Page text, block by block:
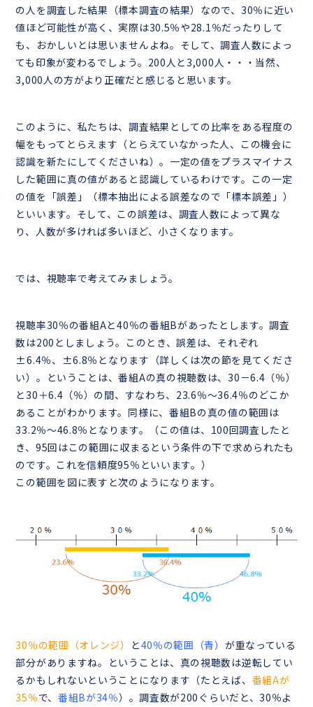
の人を調査した結果（標本調査の結果）なので、30％に近い
値ほど可能性が高く、実際は30.5％や28.1％だったりして
も、おかしいとは思いませんよね。そして、調査人数によっ
ても印象が変わるでしょう。200人と3,000人・・・当然、
3,000人の方がより正確だと感じると思います。
このように、私たちは、調査結果としての比率をある程度の
幅をもってとらえます（とらえていなかった人、この機会に
認識を新たにしてくださいね）。一定の値をプラスマイナス
した範囲に真の値があると認識しているわけです。この一定
の値を「誤差」（標本抽出による誤差なので「標本誤差」）
といいます。そして、この誤差は、調査人数によって異な
り、人数が多ければ多いほど、小さくなります。
では、視聴率で考えてみましょう。
視聴率30％の番組Aと40％の番組Bがあったとします。調査
数は200としましょう。このとき、誤差は、それぞれ
±6.4％、±6.8％となります（詳しくは次の節を見てくださ
い）。ということは、番組Aの真の視聴数は、30－6.4（％）
と30＋6.4（％）の間、すなわち、23.6％～36.4％のどこか
あることがわかります。同様に、番組Bの真の値の範囲は
33.2％～46.8％となります。（この値は、100回調査したと
き、95回はこの範囲に収まるという条件の下で求められたも
のです。これを信頼度95％といいます。）
この範囲を図に表すと次のようになります。
30％の範囲（オレンジ） と40％の範囲（青） が重なっている
部分がありますね。ということは、真の視聴数は逆転してい
るかもしれないということになります（たとえば、 番組Aが
35％で、 番組Bが34％）。調査数が200ぐらいだと、30％よ